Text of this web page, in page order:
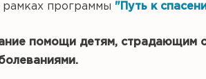
программы "Путь к
помощи детям, страдающим